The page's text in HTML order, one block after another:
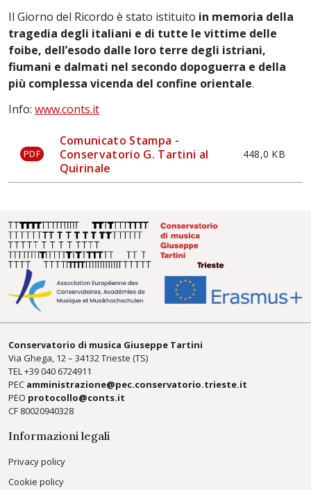
Il Giorno del Ricordo è stato istituito in memoria della
tragedia degli italiani e di tutte le vittime delle
foibe, dell’esodo dalle loro terre degli istriani,
fiumani e dalmati nel secondo dopoguerra e della
più complessa vicenda del confine orientale.
Info: www.conts.it
PDF
Comunicato Stampa -
Conservatorio G. Tartini al
Quirinale
448,0 KB
Conservatorio di musica Giuseppe Tartini
Via Ghega, 12 – 34132 Trieste (TS)
TEL +39040 6724911
PEC amministrazione@pec.conservatorio.trieste.it
PEO protocollo@conts.it
CF 80020940328
Informazioni legali
Privacy policy
Cookie policy